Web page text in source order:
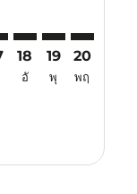
18
อั
19
พุ
20
พฤ